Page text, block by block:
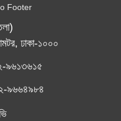
ঢাকা-১০০০
৯৬১৩৬১৫
৯৬৬৪৯৮৪